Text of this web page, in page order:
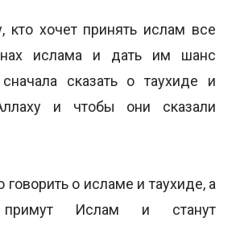
кто хочет принять ислам все
ислама и дать им шанс
сказать о таухиде и
и чтобы они сказали
говорить о исламе и таухиде, а
Иcлам и станут